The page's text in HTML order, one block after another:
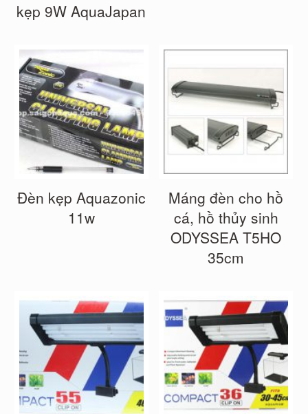
kẹp 9W AquaJapan
Đèn kẹp Aquazonic
11w
Máng đèn cho hồ
cá, hồ thủy sinh
ODYSSEA T5HO
35cm